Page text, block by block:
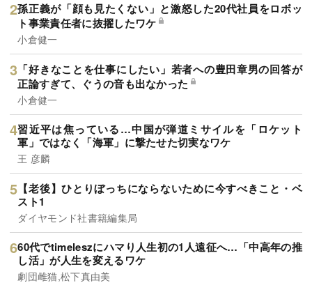
孫正義が「顔も見たくない」と激怒した20代社員をロボッ
ト事業責任者に抜擢したワケ
小倉健一
「好きなことを仕事にしたい」若者への豊田章男の回答が
正論すぎて、ぐうの音も出なかった
小倉健一
習近平は焦っている…中国が弾道ミサイルを「ロケット
軍」ではなく「海軍」に撃たせた切実なワケ
王 彦麟
【老後】ひとりぼっちにならないために今すべきこと・ベ
スト1
ダイヤモンド社書籍編集局
60代でtimeleszにハマり人生初の1人遠征へ…「中高年の推
し活」が人生を変えるワケ
劇団雌猫,松下真由美